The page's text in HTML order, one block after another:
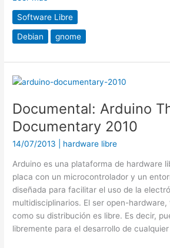
Software Libre
Debian gnome
Documental: Arduino
Documentary 2010
14/07/2013 hardware libre
Arduino es una plataforma de hardware
placa con un microcontrolador y un
diseñada para facilitar el uso de la
multidisciplinarios. El ser open-
como su distribución es libre. Es decir,
libremente para el desarrollo de
Documental:
The
Documentary
2010